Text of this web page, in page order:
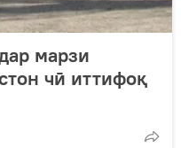
марзи
чӣ иттифоқ